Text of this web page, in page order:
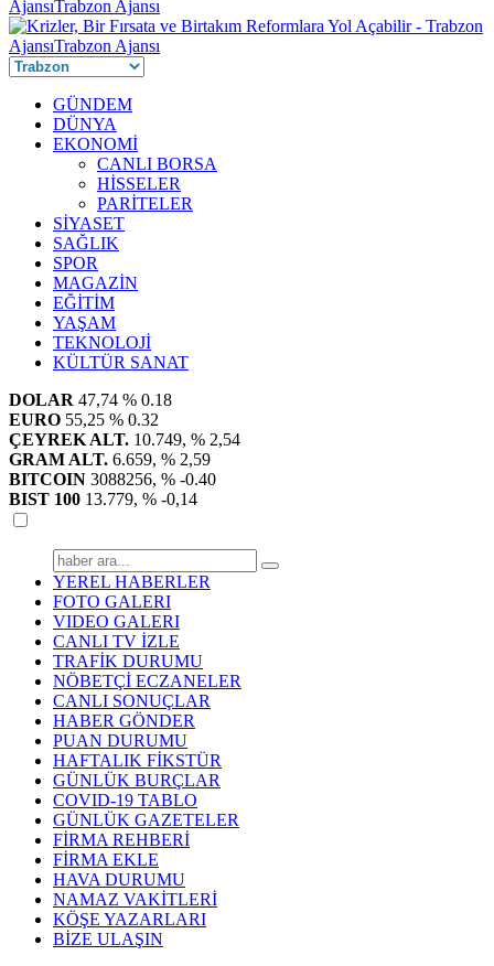
GÜNDEM
DÜNYA
EKONOMİ
CANLI BORSA
HİSSELER
PARİTELER
SİYASET
SAĞLIK
SPOR
MAGAZİN
EĞİTİM
YAŞAM
TEKNOLOJİ
KÜLTÜR SANAT
DOLAR 47,74 % 0.18
EURO 55,25 % 0.32
ÇEYREK ALT. 10.749, % 2,54
GRAM ALT. 6.659, % 2,59
BITCOIN 3088256, % -0.40
BIST 100 13.779, % -0,14
YEREL HABERLER
FOTO GALERI
VIDEO GALERI
CANLI TV İZLE
TRAFİK DURUMU
NÖBETÇİ ECZANELER
CANLI SONUÇLAR
HABER GÖNDER
PUAN DURUMU
HAFTALIK FİKSTÜR
GÜNLÜK BURÇLAR
COVID-19 TABLO
GÜNLÜK GAZETELER
FİRMA REHBERİ
FİRMA EKLE
HAVA DURUMU
NAMAZ VAKİTLERİ
KÖŞE YAZARLARI
BİZE ULAŞIN